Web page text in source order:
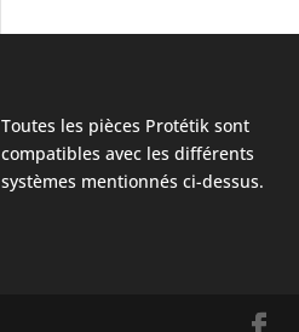
Toutes les pièces Protétik sont
compatibles avec les différents
systèmes mentionnés ci-dessus.